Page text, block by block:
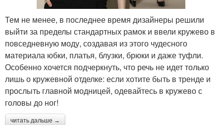
Тем не менее, в последнее время дизайнеры решили
выйти за пределы стандартных рамок и ввели кружево в
повседневную моду, создавая из этого чудесного
материала юбки, платья, блузки, брюки и даже туфли.
Особенно хочется подчеркнуть, что речь не идет только
лишь о кружевной отделке: если хотите быть в тренде и
прослыть главной модницей, одевайтесь в кружево с
головы до ног!
читать дальше →